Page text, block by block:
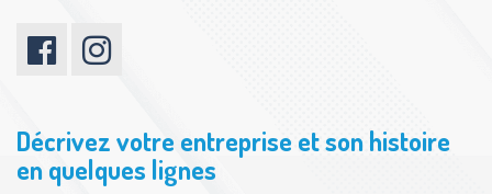
Décrivez votre entreprise et son histoire
en quelques lignes